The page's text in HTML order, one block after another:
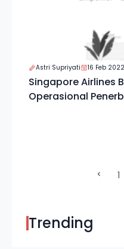
Astri Supriyati 16 Feb 2022
Singapore Airlines
Operasional
1
Trending